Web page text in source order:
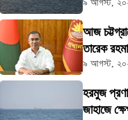
৯ আগস্ট,
আজ
তারেক
৯ আগস্ট,
হরমুজ
জাহাজে